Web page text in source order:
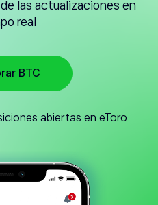
las actualizaciones en
real
BTC
abiertas en eToro